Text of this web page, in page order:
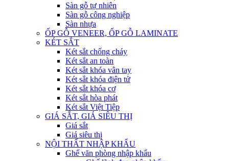
Sàn gỗ tự nhiên
Sàn gỗ công nghiệp
Sàn nhựa
ỐP GỖ VENEER, ỐP GỖ LAMINATE
KÉT SẮT
Két sắt chống cháy
Két sắt an toàn
Két sắt khóa vân tay
Két sắt khóa điện tử
Két sắt khóa cơ
Két sắt hòa phát
Két sắt Việt Tiệp
GIÁ SẮT, GIÁ SIÊU THỊ
Giá sắt
Giá siêu thị
NỘI THẤT NHẬP KHẨU
Ghế văn phòng nhập khẩu